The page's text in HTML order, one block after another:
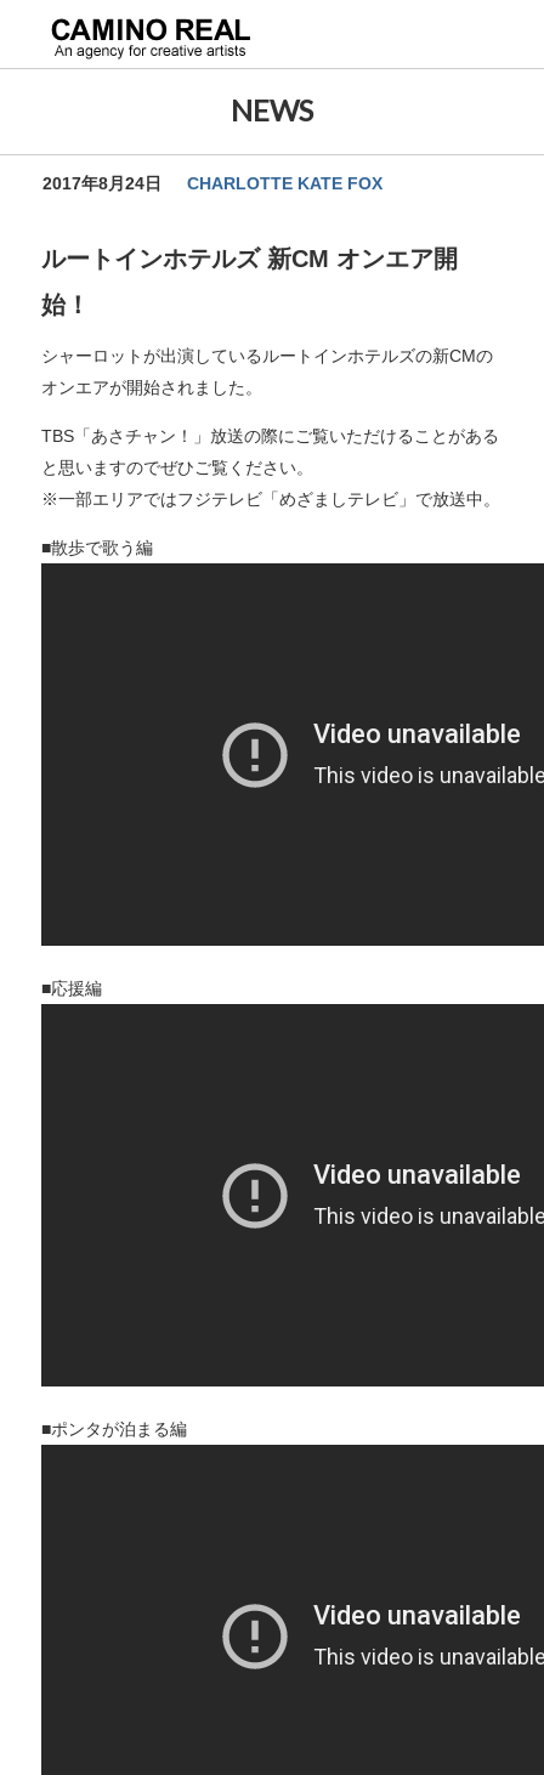
NEWS
2017年8月24日 CHARLOTTE KATE FOX
ルートインホテルズ 新CM オンエア開
始！
シャーロットが出演しているルートインホテルズの新CMの
オンエアが開始されました。
TBS「あさチャン！」放送の際にご覧いただけることがある
と思いますのでぜひご覧ください。
※一部エリアではフジテレビ「めざましテレビ」で放送中。
■散歩で歌う編
■応援編
■ポンタが泊まる編